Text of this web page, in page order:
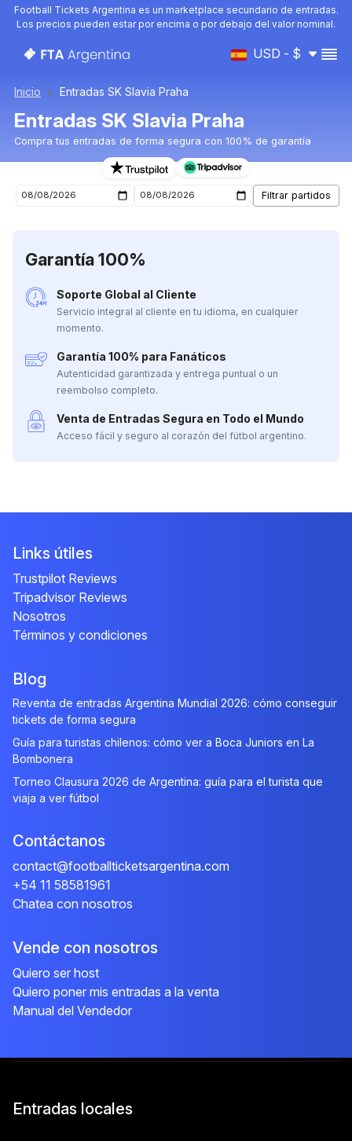
Football Tickets Argentina es un marketplace secundario de entradas.
Los precios pueden estar por encima o por debajo del valor nominal.
USD - $
Inicio Entradas SK Slavia Praha
Entradas SK Slavia Praha
Compra tus entradas de forma segura con 100% de garantía
Entradas para el próximo partido de SK Slavia Praha
Garantía 100%
Soporte Global al Cliente
Servicio integral al cliente en tu idioma, en cualquier
momento.
Garantía 100% para Fanáticos
Autenticidad garantizada y entrega puntual o un
reembolso completo.
Venta de Entradas Segura en Todo el Mundo
Acceso fácil y seguro al corazón del fútbol argentino.
Links útiles
Trustpilot Reviews
Tripadvisor Reviews
Nosotros
Términos y condiciones
Blog
Reventa de entradas Argentina Mundial 2026: cómo conseguir
tickets de forma segura
Guía para turistas chilenos: cómo ver a Boca Juniors en La
Bombonera
Torneo Clausura 2026 de Argentina: guía para el turista que
viaja a ver fútbol
Contáctanos
contact@footballticketsargentina.com
+54 11 58581961
Chatea con nosotros
Vende con nosotros
Quiero ser host
Quiero poner mis entradas a la venta
Manual del Vendedor
Entradas locales